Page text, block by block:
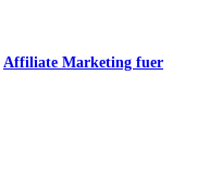
Affiliate Marketing fuer